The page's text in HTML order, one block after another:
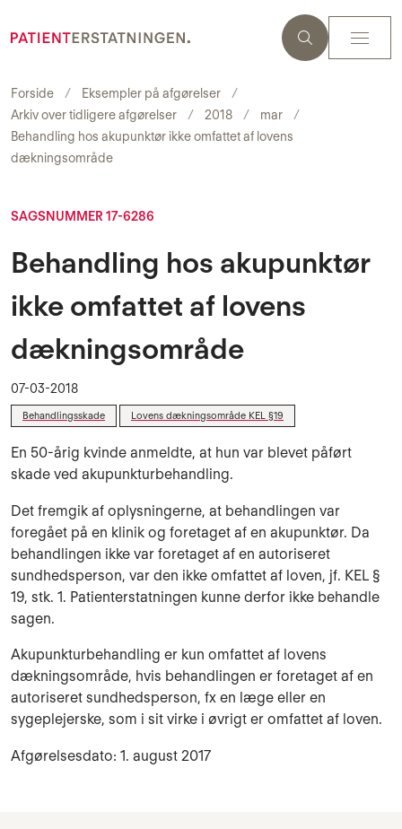
Forside
Eksempler på afgørelser
Arkiv over tidligere afgørelser
2018
mar
Behandling hos akupunktør ikke omfattet af lovens
dækningsområde
SAGSNUMMER 17-6286
Behandling hos akupunktør
ikke omfattet af lovens
dækningsområde
07-03-2018
Behandlingsskade Lovens dækningsområde KEL §19
En 50-årig kvinde anmeldte, at hun var blevet påført
skade ved akupunkturbehandling.
Det fremgik af oplysningerne, at behandlingen var
foregået på en klinik og foretaget af en akupunktør. Da
behandlingen ikke var foretaget af en autoriseret
sundhedsperson, var den ikke omfattet af loven, jf. KEL §
19, stk. 1. Patienterstatningen kunne derfor ikke behandle
sagen.
Akupunkturbehandling er kun omfattet af lovens
dækningsområde, hvis behandlingen er foretaget af en
autoriseret sundhedsperson, fx en læge eller en
sygeplejerske, som i sit virke i øvrigt er omfattet af loven.
Afgørelsesdato: 1. august 2017